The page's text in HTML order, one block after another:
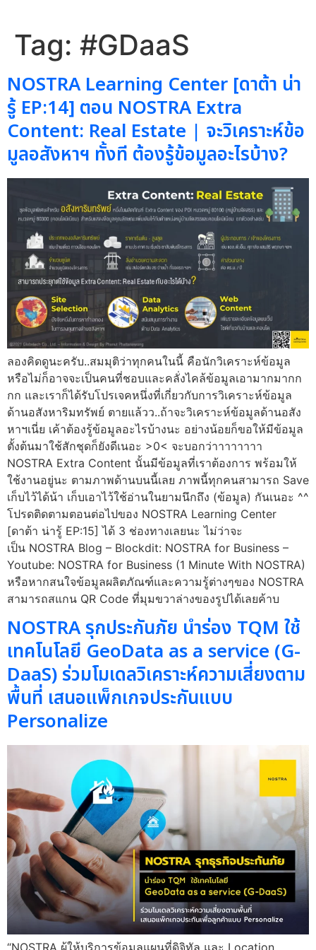
Tag: #GDaaS
NOSTRA Learning Center [ดาต้า น่า
รู้ EP:14] ตอน NOSTRA Extra
Content: Real Estate | จะวิเคราะห์ข้อ
มูลอสังหาฯ ทั้งที ต้องรู้ข้อมูลอะไรบ้าง?
ลองคิดดูนะครับ..สมมุติว่าทุกคนในนี้ คือนักวิเคราะห์ข้อมูล
หรือไม่ก็อาจจะเป็นคนที่ชอบและคลั่งไคล้ข้อมูลเอามากมากก
กก และเราก็ได้รับโปรเจคหนึ่งที่เกี่ยวกับการวิเคราะห์ข้อมูล
ด้านอสังหาริมทรัพย์ ตายแล้วว..ถ้าจะวิเคราะห์ข้อมูลด้านอสัง
หาฯเนี่ย เค้าต้องรู้ข้อมูลอะไรบ้างนะ อย่างน้อยก็ขอให้มีข้อมูล
ตั้งต้นมาใช้สักชุดก็ยังดีเนอะ >0< จะบอกว่าาาาาาาา
NOSTRA Extra Content นั้นมีข้อมูลที่เราต้องการ พร้อมให้
ใช้งานอยู่นะ ตามภาพด้านบนนี้เลย ภาพนี้ทุกคนสามารถ Save
เก็บไว้ได้น้า เก็บเอาไว้ใช้อ่านในยามนึกถึง (ข้อมูล) กันเนอะ ^^
โปรดติดตามตอนต่อไปของ NOSTRA Learning Center
[ดาต้า น่ารู้ EP:15] ได้ 3 ช่องทางเลยนะ ไม่ว่าจะ
เป็น NOSTRA Blog – Blockdit: NOSTRA for Business –
Youtube: NOSTRA for Business (1 Minute With NOSTRA)
หรือหากสนใจข้อมูลผลิตภัณฑ์และความรู้ต่างๆของ NOSTRA
สามารถสแกน QR Code ที่มุมขวาล่างของรูปได้เลยค้าบ
NOSTRA รุกประกันภัย นำร่อง TQM ใช้
เทคโนโลยี GeoData as a service (G-
DaaS) ร่วมโมเดลวิเคราะห์ความเสี่ยงตาม
พื้นที่ เสนอแพ็กเกจประกันแบบ
Personalize
“NOSTRA ผู้ให้บริการข้อมูลแผนที่ดิจิทัล และ Location